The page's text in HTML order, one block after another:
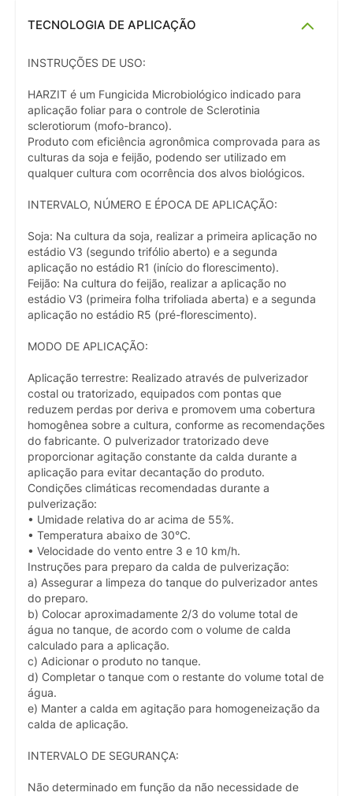
TECNOLOGIA DE APLICAÇÃO
INSTRUÇÕES DE USO:
HARZIT é um Fungicida Microbiológico indicado para
aplicação foliar para o controle de Sclerotinia
sclerotiorum (mofo-branco).
Produto com eficiência agronômica comprovada para as
culturas da soja e feijão, podendo ser utilizado em
qualquer cultura com ocorrência dos alvos biológicos.
INTERVALO, NÚMERO E ÉPOCA DE APLICAÇÃO:
Soja: Na cultura da soja, realizar a primeira aplicação no
estádio V3 (segundo trifólio aberto) e a segunda
aplicação no estádio R1 (início do florescimento).
Feijão: Na cultura do feijão, realizar a aplicação no
estádio V3 (primeira folha trifoliada aberta) e a segunda
aplicação no estádio R5 (pré-florescimento).
MODO DE APLICAÇÃO:
Aplicação terrestre: Realizado através de pulverizador
costal ou tratorizado, equipados com pontas que
reduzem perdas por deriva e promovem uma cobertura
homogênea sobre a cultura, conforme as recomendações
do fabricante. O pulverizador tratorizado deve
proporcionar agitação constante da calda durante a
aplicação para evitar decantação do produto.
Condições climáticas recomendadas durante a
pulverização:
• Umidade relativa do ar acima de 55%.
• Temperatura abaixo de 30°C.
• Velocidade do vento entre 3 e 10 km/h.
Instruções para preparo da calda de pulverização:
a) Assegurar a limpeza do tanque do pulverizador antes
do preparo.
b) Colocar aproximadamente 2/3 do volume total de
água no tanque, de acordo com o volume de calda
calculado para a aplicação.
c) Adicionar o produto no tanque.
d) Completar o tanque com o restante do volume total de
água.
e) Manter a calda em agitação para homogeneização da
calda de aplicação.
INTERVALO DE SEGURANÇA:
Não determinado em função da não necessidade de